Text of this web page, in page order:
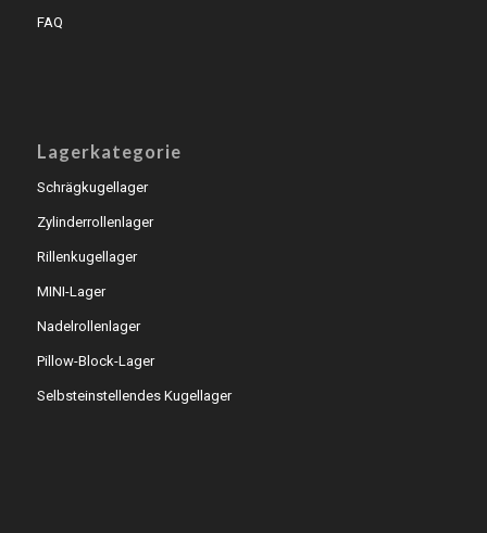
FAQ
Lagerkategorie
Schrägkugellager
Zylinderrollenlager
Rillenkugellager
MINI-Lager
Nadelrollenlager
Pillow-Block-Lager
Selbsteinstellendes Kugellager